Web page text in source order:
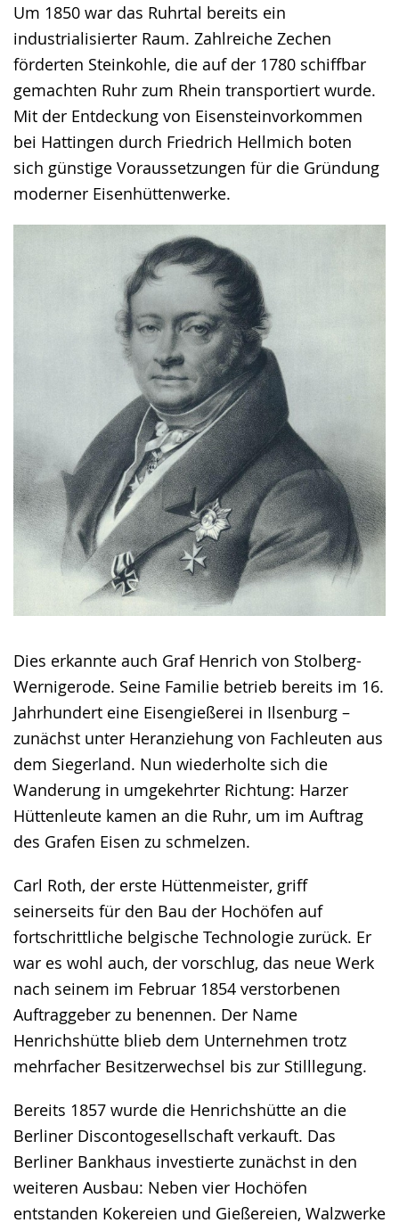
Um 1850 war das Ruhrtal bereits ein
industrialisierter Raum. Zahlreiche Zechen
förderten Steinkohle, die auf der 1780 schiffbar
gemachten Ruhr zum Rhein transportiert wurde.
Mit der Entdeckung von Eisensteinvorkommen
bei Hattingen durch Friedrich Hellmich boten
sich günstige Voraussetzungen für die Gründung
moderner Eisenhüttenwerke.
Dies erkannte auch Graf Henrich von Stolberg-
Wernigerode. Seine Familie betrieb bereits im 16.
Jahrhundert eine Eisengießerei in Ilsenburg –
zunächst unter Heranziehung von Fachleuten aus
dem Siegerland. Nun wiederholte sich die
Wanderung in umgekehrter Richtung: Harzer
Hüttenleute kamen an die Ruhr, um im Auftrag
des Grafen Eisen zu schmelzen.
Carl Roth, der erste Hüttenmeister, griff
seinerseits für den Bau der Hochöfen auf
fortschrittliche belgische Technologie zurück. Er
war es wohl auch, der vorschlug, das neue Werk
nach seinem im Februar 1854 verstorbenen
Auftraggeber zu benennen. Der Name
Henrichshütte blieb dem Unternehmen trotz
mehrfacher Besitzerwechsel bis zur Stilllegung.
Bereits 1857 wurde die Henrichshütte an die
Berliner Discontogesellschaft verkauft. Das
Berliner Bankhaus investierte zunächst in den
weiteren Ausbau: Neben vier Hochöfen
entstanden Kokereien und Gießereien, Walzwerke
Gebärdensprache
wird
angezeigt.